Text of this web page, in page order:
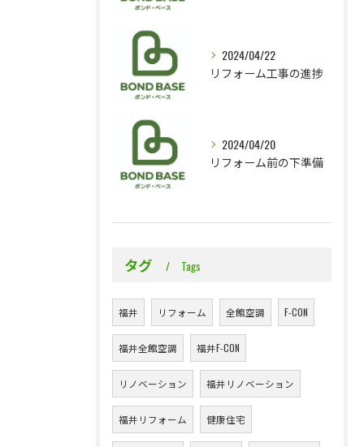
2024/04/22
リフォーム工事の進捗
2024/04/20
リフォーム前の下準備
タグ Tags
福井 リフォーム 全館空調 F-CON
福井全館空調 福井F-CON
リノベーション 福井リノベーション
福井リフォーム 健康住宅